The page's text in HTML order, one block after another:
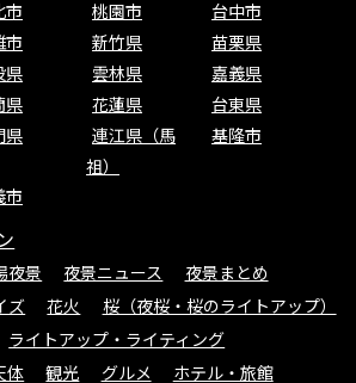
市 桃園市
台中市
市 新竹県
苗栗県
県 雲林県
嘉義県
県 花蓮県
台東県
県
連江県（馬
祖）
基隆市
市
夜景 夜景ニュース
夜景まとめ
ズ 花火
桜（夜桜・桜のライトアップ）
ライトアップ・ライティング
体 観光 グルメ ホテル・旅館